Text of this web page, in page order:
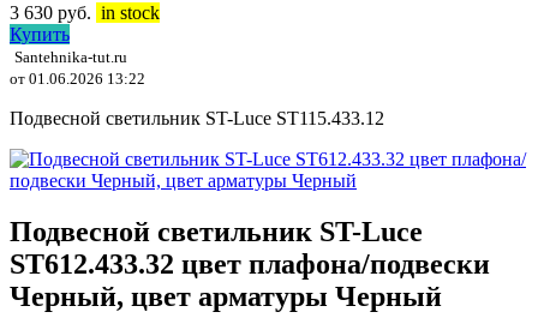
3 630 руб. in stock
Купить
Santehnika-tut.ru
от 01.06.2026 13:22
Подвесной светильник ST-Luce ST115.433.12
Подвесной светильник ST-Luce
ST612.433.32 цвет плафона/подвески
Черный, цвет арматуры Черный